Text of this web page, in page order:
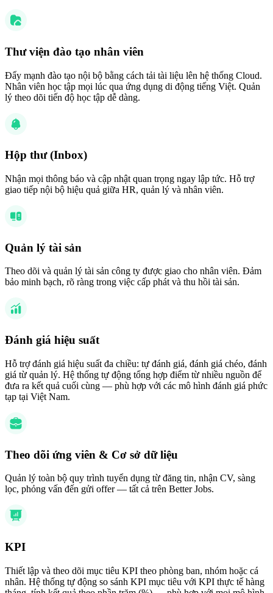
Thư viện đào tạo nhân viên
Đẩy mạnh đào tạo nội bộ bằng cách tải tài liệu lên hệ thống Cloud.
Nhân viên học tập mọi lúc qua ứng dụng di động tiếng Việt. Quản
lý theo dõi tiến độ học tập dễ dàng.
Hộp thư (Inbox)
Nhận mọi thông báo và cập nhật quan trọng ngay lập tức. Hỗ trợ
giao tiếp nội bộ hiệu quả giữa HR, quản lý và nhân viên.
Quản lý tài sản
Theo dõi và quản lý tài sản công ty được giao cho nhân viên. Đảm
bảo minh bạch, rõ ràng trong việc cấp phát và thu hồi tài sản.
Đánh giá hiệu suất
Hỗ trợ đánh giá hiệu suất đa chiều: tự đánh giá, đánh giá chéo, đánh
giá từ quản lý. Hệ thống tự động tổng hợp điểm từ nhiều nguồn để
đưa ra kết quả cuối cùng — phù hợp với các mô hình đánh giá phức
tạp tại Việt Nam.
Theo dõi ứng viên & Cơ sở dữ liệu
Quản lý toàn bộ quy trình tuyển dụng từ đăng tin, nhận CV, sàng
lọc, phỏng vấn đến gửi offer — tất cả trên Better Jobs.
KPI
Thiết lập và theo dõi mục tiêu KPI theo phòng ban, nhóm hoặc cá
nhân. Hệ thống tự động so sánh KPI mục tiêu với KPI thực tế hàng